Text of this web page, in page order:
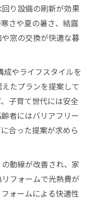
り設備の刷新が効果
さや夏の暑さ、結露
窓の交換が快適な暮
成やライフスタイルを
たプランを提案して
子育て世代には安全
者にはバリアフリー
合った提案が求めら
動線が改善され、家
フォームで光熱費が
ォームによる快適性